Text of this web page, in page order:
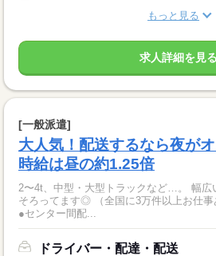
もっと見る
求人詳細を見る
[一般派遣]
大人気！配送するなら夜が
時給は昼の約1.25倍
2〜4t、中型・大型トラックなど…。 幅広
そろってます◎ （全国に3万件以上お仕事あり！） 【お
●センター間配...
ドライバー・配達・配送